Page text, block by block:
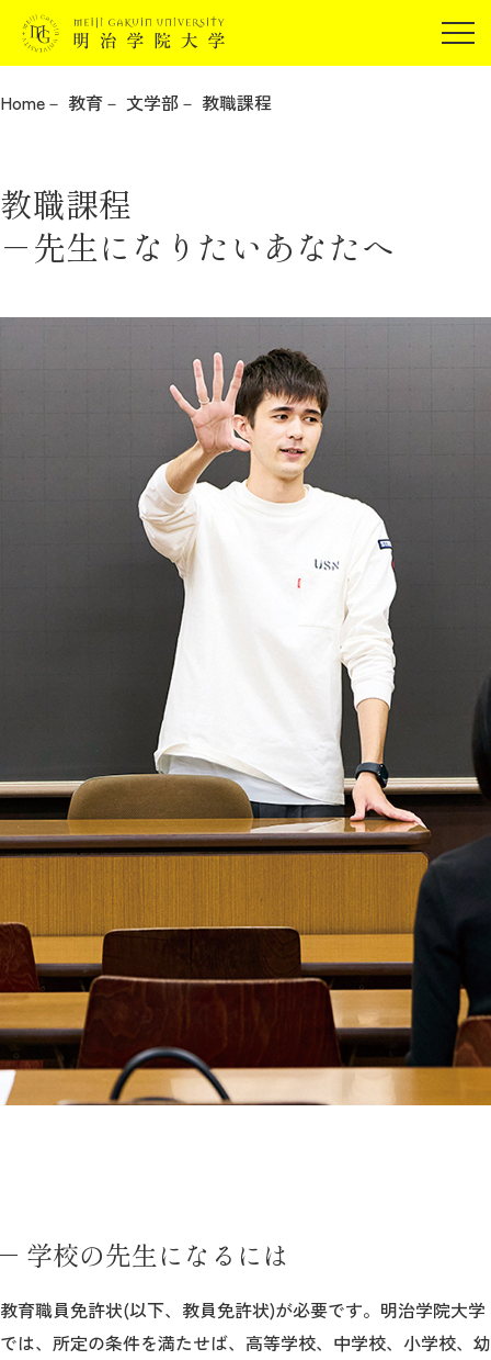
在学生の方
地域・一般の方
受験生の方
在学生の方
明治学院大学について
生涯学習・社会連携
入試情報サイト
2026年9月入学者向け 新入生サイト
アクセス
キャンパス
案内
入試情報
Home 教育 文学部 教職課程
教職課程
－先生になりたいあなたへ
学校の先生になるには
教育職員免許状(以下、教員免許状)が必要です。明治学院大学
では、所定の条件を満たせば、高等学校、中学校、小学校、幼